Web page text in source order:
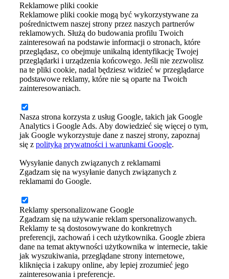
Reklamowe pliki cookie
Reklamowe pliki cookie mogą być wykorzystywane za
pośrednictwem naszej strony przez naszych partnerów
reklamowych. Służą do budowania profilu Twoich
zainteresowań na podstawie informacji o stronach, które
przeglądasz, co obejmuje unikalną identyfikację Twojej
przeglądarki i urządzenia końcowego. Jeśli nie zezwolisz
na te pliki cookie, nadal będziesz widzieć w przeglądarce
podstawowe reklamy, które nie są oparte na Twoich
zainteresowaniach.
Nasza strona korzysta z usług Google, takich jak Google
Analytics i Google Ads. Aby dowiedzieć się więcej o tym,
jak Google wykorzystuje dane z naszej strony, zapoznaj
się z polityką prywatności i warunkami Google.
Wysyłanie danych związanych z reklamami
Zgadzam się na wysyłanie danych związanych z
reklamami do Google.
Reklamy spersonalizowane Google
Zgadzam się na używanie reklam spersonalizowanych.
Reklamy te są dostosowywane do konkretnych
preferencji, zachowań i cech użytkownika. Google zbiera
dane na temat aktywności użytkownika w internecie, takie
jak wyszukiwania, przeglądane strony internetowe,
kliknięcia i zakupy online, aby lepiej zrozumieć jego
zainteresowania i preferencje.